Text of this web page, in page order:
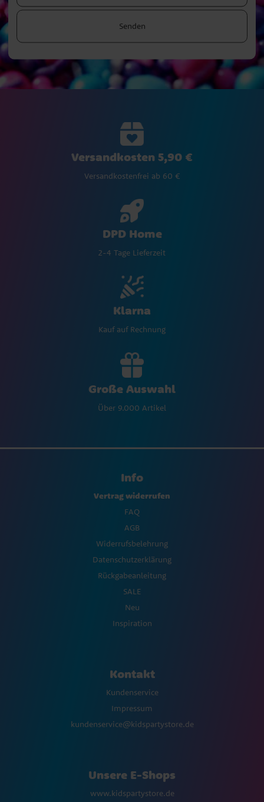
Senden
Versandkosten 5,90 €
Versandkostenfrei ab 60 €
DPD Home
2-4 Tage Lieferzeit
Klarna
Kauf auf Rechnung
Große Auswahl
Über 9.000 Artikel
Info
Vertrag widerrufen
FAQ
AGB
Widerrufsbelehrung
Datenschutzerklärung
Rückgabeanleitung
SALE
Neu
Inspiration
Kontakt
Kundenservice
Impressum
kundenservice@kidspartystore.de
Unsere E-Shops
www.kidspartystore.de